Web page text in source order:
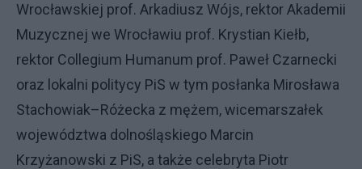
Wrocławskiej prof. Arkadiusz Wójs, rektor Akademii
Muzycznej we Wrocławiu prof. Krystian Kiełb,
rektor Collegium Humanum prof. Paweł Czarnecki
oraz lokalni politycy PiS w tym posłanka Mirosława
Stachowiak–Różecka z mężem, wicemarszałek
województwa dolnośląskiego Marcin
Krzyżanowski z PiS, a także celebryta Piotr